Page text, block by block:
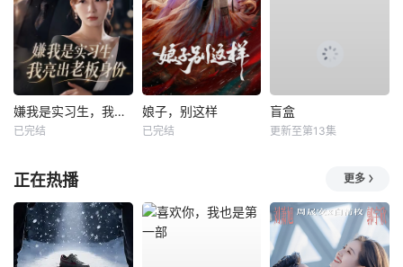
嫌我是实习生，我亮出老板身份
已完结
娘子，别这样
已完结
盲盒
更新至第13集
正在热播 更多